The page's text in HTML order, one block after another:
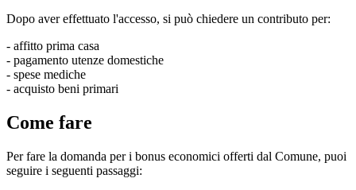
Dopo aver effettuato l'accesso, si può chiedere un contributo per:
- affitto prima casa
- pagamento utenze domestiche
- spese mediche
- acquisto beni primari
Come fare
Per fare la domanda per i bonus economici offerti dal Comune, puoi
seguire i seguenti passaggi: